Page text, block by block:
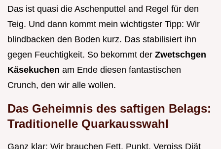
Das ist quasi die Aschenputtel and Regel für den
Teig. Und dann kommt mein wichtigster Tipp: Wir
blindbacken den Boden kurz. Das stabilisiert ihn
gegen Feuchtigkeit. So bekommt der Zwetschgen
Käsekuchen am Ende diesen fantastischen
Crunch, den wir alle wollen.
Das Geheimnis des saftigen Belags:
Traditionelle Quarkausswahl
Ganz klar: Wir brauchen Fett. Punkt. Vergiss Diät